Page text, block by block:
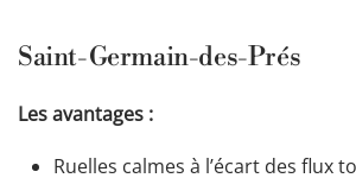
Saint-Germain-des-Prés
Les avantages :
Ruelles calmes à l’écart des flux